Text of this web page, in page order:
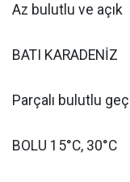
Az bulutlu ve açık
BATI KARADENİZ
Parçalı bulutlu
BOLU 15°C, 30°C